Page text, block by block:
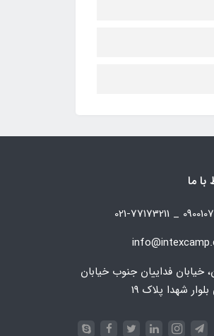
با ما
09001077701 _
خیابان فداییان جنوب خیابان
شهدا پلاک 19